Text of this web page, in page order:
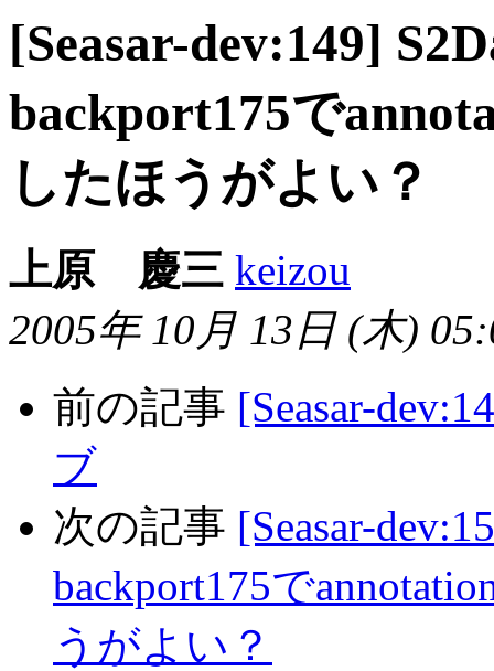
[Seasar-dev:149]
backport175で
したほうがよい？
上原 慶三 keizou
2005年 10月 13日 (木)
前の記事 [Seasar-
ブ
次の記事 [Seasar-
backport175で
うがよい？